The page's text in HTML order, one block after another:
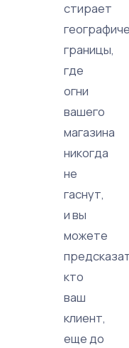
стирает
границы,
где
огни
вашего
магазина
никогда
не
гаснут,
и вы
можете
кто
ваш
клиент,
еще до